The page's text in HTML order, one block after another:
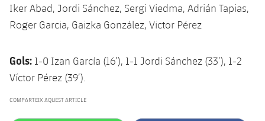
Iker Abad, Jordi Sánchez, Sergi Viedma, Adrián Tapias,
Roger Garcia, Gaizka González, Victor Pérez
Gols: 1-0 Izan García (16’), 1-1 Jordi Sánchez (33’), 1-2
Víctor Pérez (39’).
COMPARTEIX AQUEST ARTICLE